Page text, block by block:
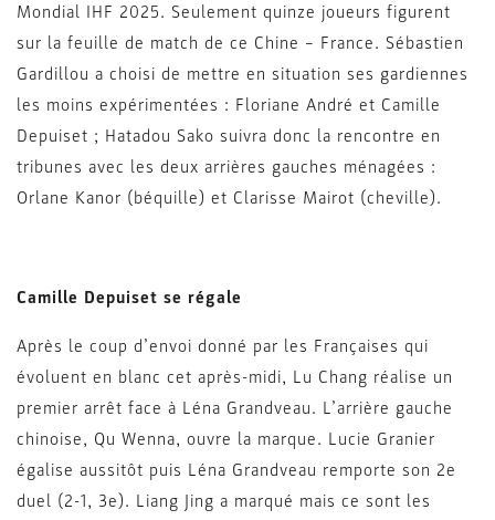
Mondial IHF 2025. Seulement quinze joueurs figurent
sur la feuille de match de ce Chine – France. Sébastien
Gardillou a choisi de mettre en situation ses gardiennes
les moins expérimentées : Floriane André et Camille
Depuiset ; Hatadou Sako suivra donc la rencontre en
tribunes avec les deux arrières gauches ménagées :
Orlane Kanor (béquille) et Clarisse Mairot (cheville).
Camille Depuiset se régale
Après le coup d’envoi donné par les Françaises qui
évoluent en blanc cet après-midi, Lu Chang réalise un
premier arrêt face à Léna Grandveau. L’arrière gauche
chinoise, Qu Wenna, ouvre la marque. Lucie Granier
égalise aussitôt puis Léna Grandveau remporte son 2e
duel (2-1, 3e). Liang Jing a marqué mais ce sont les